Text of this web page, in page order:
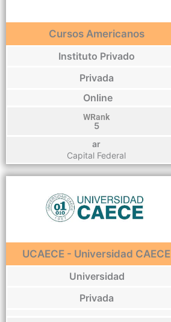
Cursos Americanos
Instituto Privado
Privada
Online
WRank
5
ar
Capital Federal
UCAECE - Universidad CAECE
Universidad
Privada